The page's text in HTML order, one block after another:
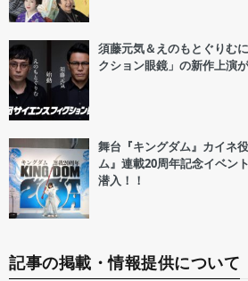
須藤元気＆えのもとぐりむ
クション眼鏡」の新作上演
舞台『キングダム』カイネ
ム』連載20周年記念イベン
潜入！！
記事の掲載・情報提供について